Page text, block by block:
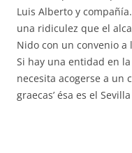
Luis Alberto y
una ridiculez que el
Nido con un convenio
Si hay una entidad en
necesita acogerse a un
graecas’ ésa es el